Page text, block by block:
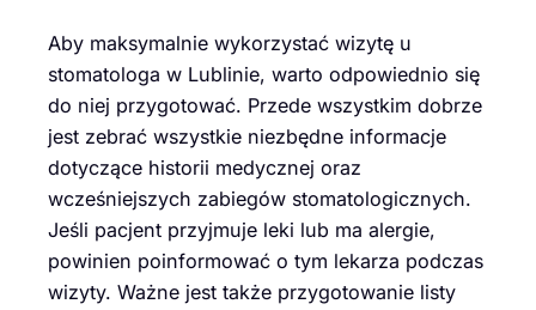
Aby maksymalnie wykorzystać wizytę u
stomatologa w Lublinie, warto odpowiednio się
do niej przygotować. Przede wszystkim dobrze
jest zebrać wszystkie niezbędne informacje
dotyczące historii medycznej oraz
wcześniejszych zabiegów stomatologicznych.
Jeśli pacjent przyjmuje leki lub ma alergie,
powinien poinformować o tym lekarza podczas
wizyty. Ważne jest także przygotowanie listy